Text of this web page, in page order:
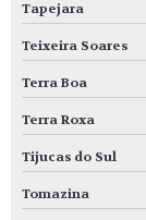
Tapejara
Teixeira Soares
Terra Boa
Terra Roxa
Tijucas do Sul
Tomazina